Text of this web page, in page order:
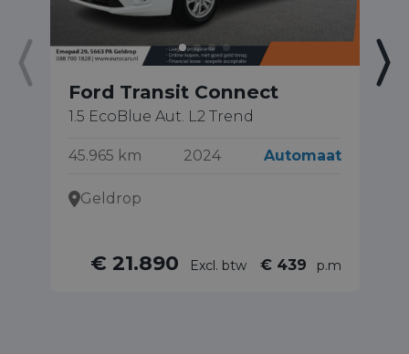
Ford Transit Connect
1.5 EcoBlue Aut. L2 Trend
45.965 km 2024 Automaat
Geldrop
€ 21.890 Excl. btw € 439 p.m